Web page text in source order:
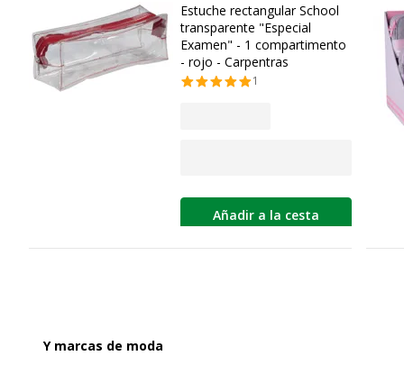
Estuche rectangular School
transparente "Especial
Examen" - 1 compartimento
- rojo - Carpentras
1
Añadir a la cesta
Y marcas de moda